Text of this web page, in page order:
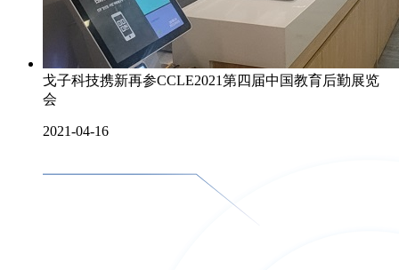
戈子科技携新再参CCLE2021第四届中国教育后勤展览
会
2021-04-16